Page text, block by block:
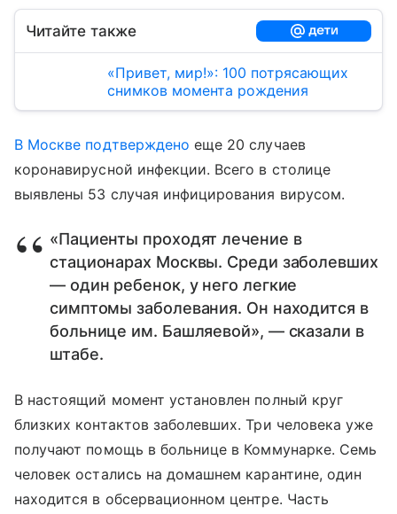
Читайте также
«Привет, мир!»: 100 потрясающих
снимков момента рождения
В Москве подтверждено еще 20 случаев
коронавирусной инфекции. Всего в столице
выявлены 53 случая инфицирования вирусом.
«Пациенты проходят лечение в
стационарах Москвы. Среди заболевших
— один ребенок, у него легкие
симптомы заболевания. Он находится в
больнице им. Башляевой», — сказали в
штабе.
В настоящий момент установлен полный круг
близких контактов заболевших. Три человека уже
получают помощь в больнице в Коммунарке. Семь
человек остались на домашнем карантине, один
находится в обсервационном центре. Часть